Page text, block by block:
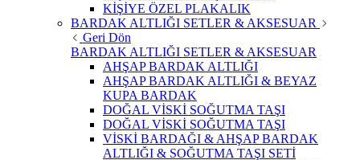
KİŞİYE ÖZEL PLAKALIK
BARDAK ALTLIĞI SETLER & AKSESUAR
Geri Dön
BARDAK ALTLIĞI SETLER & AKSESUAR
AHŞAP BARDAK ALTLIĞI
AHŞAP BARDAK ALTLIĞI & BEYAZ
KUPA BARDAK
DOĞAL VİSKİ SOĞUTMA TAŞI
DOĞAL VİSKİ SOĞUTMA TAŞI
VİSKİ BARDAĞI & AHŞAP BARDAK
ALTLIĞI & SOĞUTMA TAŞI SETİ